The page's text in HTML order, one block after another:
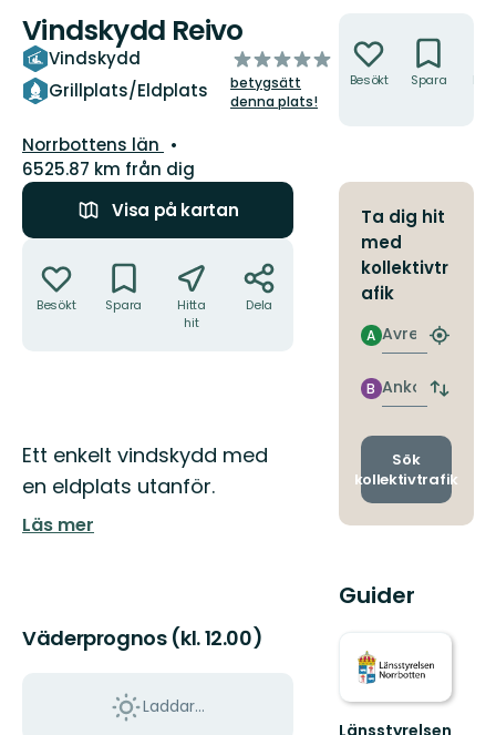
Vindskydd Reivo
Vindskydd
Grillplats/Eldplats
av
5
stjärnor
betygsätt
denna plats!
Län:
Norrbottens län
6525.87 km från dig
Visa på kartan
Besökt Spara
Hitta
hit
Dela
Beskrivning
Ett enkelt vindskydd med
en eldplats utanför.
Läs mer
Väderprognos (kl. 12.00)
Laddar...
Besökt Spara
Ta dig hit
med
kollektivtr
afik
Avresa
A
Hitta
Ankomst
B
Byt
och
Sök
kollektivtrafik
Guider